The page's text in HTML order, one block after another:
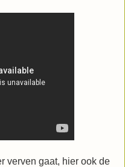
verven gaat, hier ook de